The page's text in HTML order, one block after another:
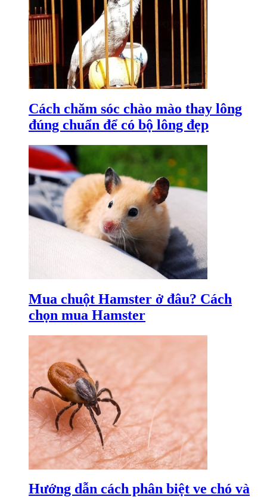
Cách chăm sóc chào mào thay lông
đúng chuẩn để có bộ lông đẹp
Mua chuột Hamster ở đâu? Cách
chọn mua Hamster
Hướng dẫn cách phân biệt ve chó và